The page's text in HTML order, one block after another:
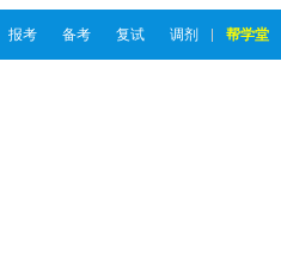
报考 备考 复试 调剂 帮学堂